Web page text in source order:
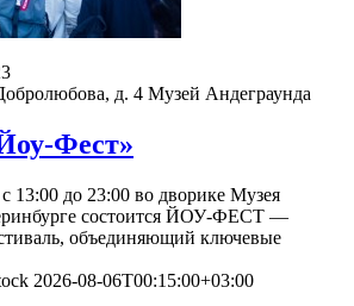
д. 4 Музей Андеграунда
Фест»
с 13:00 до 23:00 во дворике Музея
состоится ЙОУ-ФЕСТ —
объединяющий ключевые
2026-08-06T00:15:00+03:00